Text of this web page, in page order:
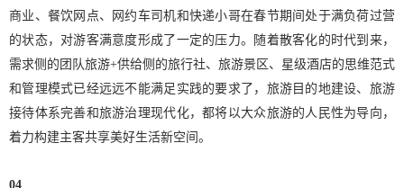
商业、餐饮网点、网约车司机和快递小哥在春节期间处于满负荷过营
的状态，对游客满意度形成了一定的压力。随着散客化的时代到来，
需求侧的团队旅游+供给侧的旅行社、旅游景区、星级酒店的思维范式
和管理模式已经远远不能满足实践的要求了，旅游目的地建设、旅游
接待体系完善和旅游治理现代化，都将以大众旅游的人民性为导向，
着力构建主客共享美好生活新空间。
04